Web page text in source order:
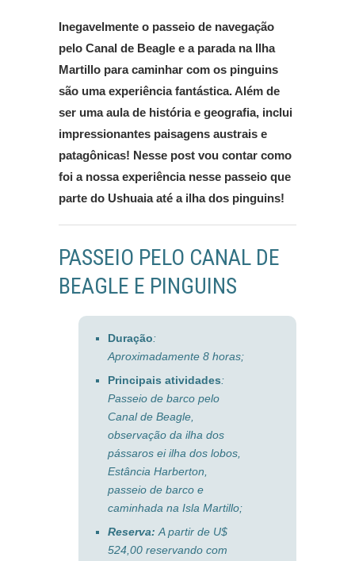
Inegavelmente o passeio de navegação
pelo Canal de Beagle e a parada na Ilha
Martillo para caminhar com os pinguins
são uma experiência fantástica. Além de
ser uma aula de história e geografia, inclui
impressionantes paisagens austrais e
patagônicas! Nesse post vou contar como
foi a nossa experiência nesse passeio que
parte do Ushuaia até a ilha dos pinguins!
PASSEIO PELO CANAL DE
BEAGLE E PINGUINS
Duração:
Aproximadamente 8 horas;
Principais atividades:
Passeio de barco pelo
Canal de Beagle,
observação da ilha dos
pássaros ei ilha dos lobos,
Estância Harberton,
passeio de barco e
caminhada na Isla Martillo;
Reserva:A partir de U$
524,00 reservando com